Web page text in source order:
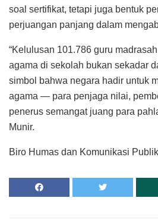
soal sertifikat, tetapi juga bentuk
perjuangan panjang dalam
“Kelulusan 101.786 guru
agama di sekolah bukan sekadar
simbol bahwa negara hadir untuk
agama — para penjaga nilai,
penerus semangat juang para
Munir.
Biro Humas dan Komunikasi Publik